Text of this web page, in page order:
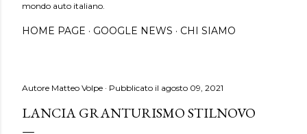
mondo auto italiano.
HOME PAGE GOOGLE NEWS CHI SIAMO
Autore Matteo Volpe Pubblicato il agosto 09, 2021
LANCIA GRANTURISMO STILNOVO